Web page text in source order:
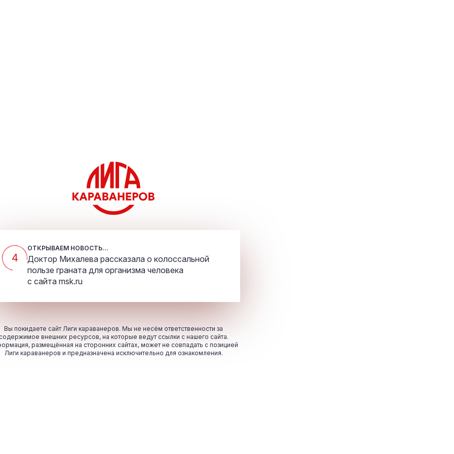
4
ОТКРЫВАЕМ НОВОСТЬ...
Доктор Михалева рассказала о колоссальной
пользе граната для организма человека
с сайта msk.ru
Вы покидаете сайт Лиги караванеров. Мы не несём ответственности за
внешних ресурсов, на которые ведут ссылки с нашего сайта.
размещённая на сторонних сайтах, может не совпадать с позицией
Лиги караванеров и предназначена исключительно для ознакомления.